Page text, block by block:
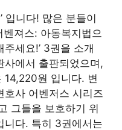
입니다! 많은 분들이
벤져스: 아동복지법으
세요!’ 3권을 소개
사에서 출판되었으며,
14,220원 입니다. 변
호사 어벤저스 시리즈
그들을 보호하기 위
니다. 특히 3권에서는